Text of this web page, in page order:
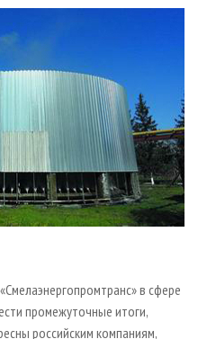
в сфере
промежуточные итоги,
российским компаниям,